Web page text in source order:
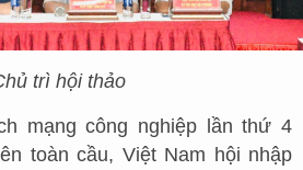
trì hội thảo
mạng công nghiệp lần thứ 4
toàn cầu, Việt Nam hội nhập